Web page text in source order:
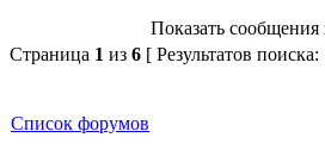
Показать сообщения
Страница 1 из 6 [ Результатов
Список форумов